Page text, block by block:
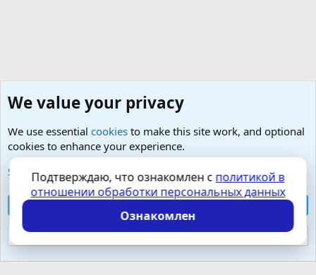
Любые вопросы от Гостей - анонимно
Cookies
Russian (RU)
Условия и правила
Политика конфиденциальности
Помощь
S
S
Локализация отXenForo.Info
We value your privacy
We use essential cookies to make this site work, and optional
cookies to enhance your experience.
See further information and configure your preferences
Reject optional cookies
Подтверждаю, что ознакомлен с политикой в
отношении обработки персональных данных
Ознакомлен